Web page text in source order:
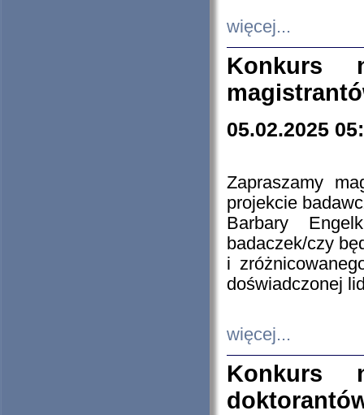
więcej...
Konkurs
05.02.2025
Zapraszamy
projekcie
Barbary
badaczek/czy
i
doświadczonej
więcej...
Konkurs